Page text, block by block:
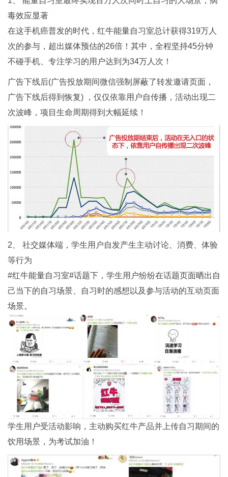
毒效应显著
在这手机癌普发的时代，红牛能量自习室总计获得319万人
次的参与，超出媒体预估的26倍！其中，全程坚持45分钟
不碰手机、专注学习的用户达到为34万人次！
广告下线后(广告投放期间微信强制屏蔽了转发邀请页面，
广告下线后得到恢复) ，仅仅依靠用户自传播，活动出现二
次波峰，项目生命周期得到大幅延续！
2、 社交媒体端，学生用户自发产生主动讨论、消费、体验
等行为
#红牛能量自习室#话题下，学生用户纷纷在话题页面晒出自
己当下的自习场景、自习时的感想以及参与活动的互动页面
场景。
学生用户受活动影响，主动购买红牛产品并上传自习期间的
饮用场景，为考试加油！